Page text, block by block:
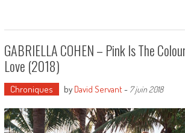
GABRIELLA COHEN – Pink Is The
Love (2018)
Chroniques by David Servant- 7 juin 2018